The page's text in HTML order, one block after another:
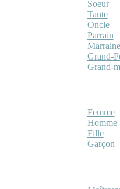
Soeur
Tante
Oncle
Parrain
Marraine
Grand-
Grand-
Femme
Homme
Fille
Garçon